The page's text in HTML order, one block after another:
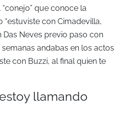
que conoce la
con Cimadevilla,
Neves previo paso con
andabas en los actos
con Buzzi, al final quien te
llamando